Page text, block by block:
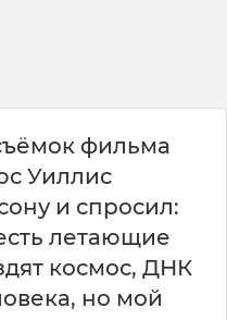
фильма
Уиллис
и спросил:
летающие
космос, ДНК
но мой